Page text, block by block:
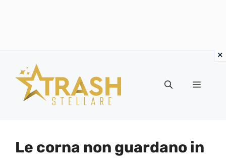
contenuto
Menu
Le corna non guardano in